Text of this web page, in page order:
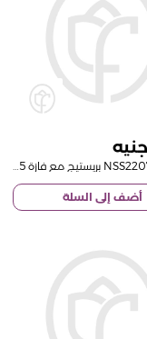
قلم NSS220701C بريستيج مع فازة 15 وردة حمراء
أضف إلى السلة